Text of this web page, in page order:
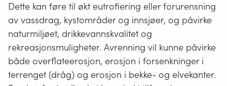
Dette kan føre til økt eutrofiering eller forurensning
av vassdrag, kystområder og innsjøer, og påvirke
naturmiljøet, drikkevannskvalitet og
rekreasjonsmuligheter. Avrenning vil kunne påvirke
både overflateerosjon, erosjon i forsenkninger i
terrenget (dråg) og erosjon i bekke- og elvekanter.